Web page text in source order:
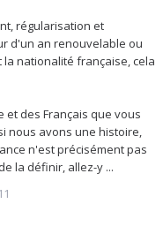
régularisation et
d'un an renouvelable ou
nationalité française, cela
et des Français que vous
nous avons une histoire,
n'est précisément pas
la définir, allez-y ...